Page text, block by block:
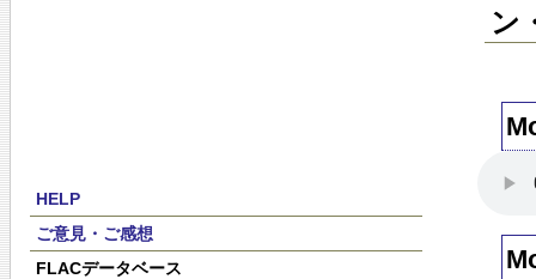
HELP
ご意見・ご感想
FLACデータベース
ン